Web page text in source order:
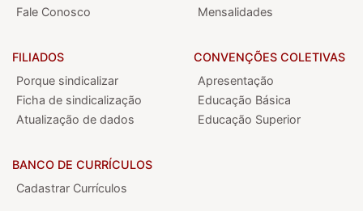
Fale Conosco
Mensalidades
FILIADOS
Porque sindicalizar
Ficha de sindicalização
Atualização de dados
BANCO DE CURRÍCULOS
Cadastrar Currículos
CONVENÇÕES COLETIVAS
Apresentação
Educação Básica
Educação Superior